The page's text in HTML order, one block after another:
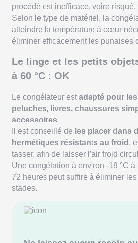
procédé est inefficace, voire risqué.
Selon le type de matériel, la
atteindre la température à cœur
éliminer efficacement les punaises
Le linge et les petits
à 60 °C : OK
Le congélateur est adapté pour
peluches, livres, chaussures
accessoires.
Il est conseillé de les placer dans
hermétiques résistants au froid ,
tasser, afin de laisser l’air froid
Une congélation à environ -18 °C à
72 heures peut suffire à éliminer
stades.